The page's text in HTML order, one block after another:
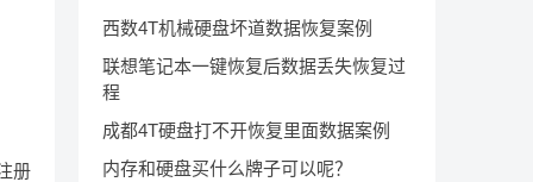
册
西数4T机械硬盘坏道数据恢复案例
联想笔记本一键恢复后数据丢失恢复过
程
成都4T硬盘打不开恢复里面数据案例
内存和硬盘买什么牌子可以呢？